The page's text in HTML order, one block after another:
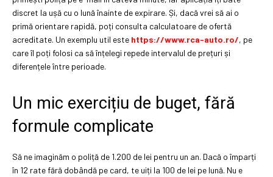
discret la ușă cu o lună înainte de expirare. Și, dacă vrei să ai o
primă orientare rapidă, poți consulta calculatoare de ofertă
acreditate. Un exemplu util este https://www.rca-auto.ro/, pe
care îl poți folosi ca să înțelegi repede intervalul de prețuri și
diferențele între perioade.
Un mic exercițiu de buget, fără
formule complicate
Să ne imaginăm o poliță de 1.200 de lei pentru un an. Dacă o împarți
în 12 rate fără dobândă pe card, te uiți la 100 de lei pe lună. Nu e